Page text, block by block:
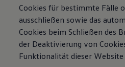
Cookies für bestimmte Fälle
ausschließen sowie das
Cookies beim Schließen des
der Deaktivierung von
Funktionalität dieser Website